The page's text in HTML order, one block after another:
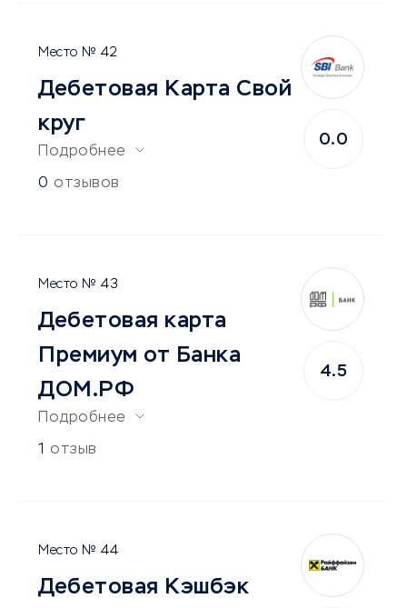
42
Дебетовая Карта Свой
круг
Подробнее
0 отзывов
0.0
43
Дебетовая карта
Премиум от Банка
ДОМ.РФ
Подробнее
1 отзыв
4.5
44
Дебетовая Кэшбэк